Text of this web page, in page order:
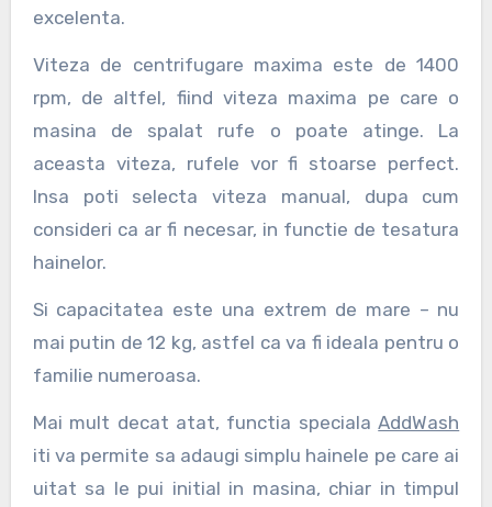
excelenta.
Viteza de centrifugare maxima este de 1400
rpm, de altfel, fiind viteza maxima pe care o
masina de spalat rufe o poate atinge. La
aceasta viteza, rufele vor fi stoarse perfect.
Insa poti selecta viteza manual, dupa cum
consideri ca ar fi necesar, in functie de tesatura
hainelor.
Si capacitatea este una extrem de mare – nu
mai putin de 12 kg, astfel ca va fi ideala pentru o
familie numeroasa.
Mai mult decat atat, functia specialaAddWash
iti va permite sa adaugi simplu hainele pe care ai
uitat sa le pui initial in masina, chiar in timpul